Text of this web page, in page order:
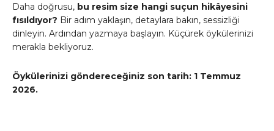
Daha doğrusu, bu resim size hangi suçun hikâyesini
fısıldıyor? Bir adım yaklaşın, detaylara bakın, sessizliği
dinleyin. Ardından yazmaya başlayın. Küçürek öykülerinizi
merakla bekliyoruz.
Öykülerinizi göndereceğiniz son tarih: 1 Temmuz
2026.